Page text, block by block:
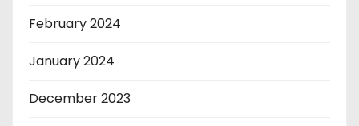
February 2024
January 2024
December 2023